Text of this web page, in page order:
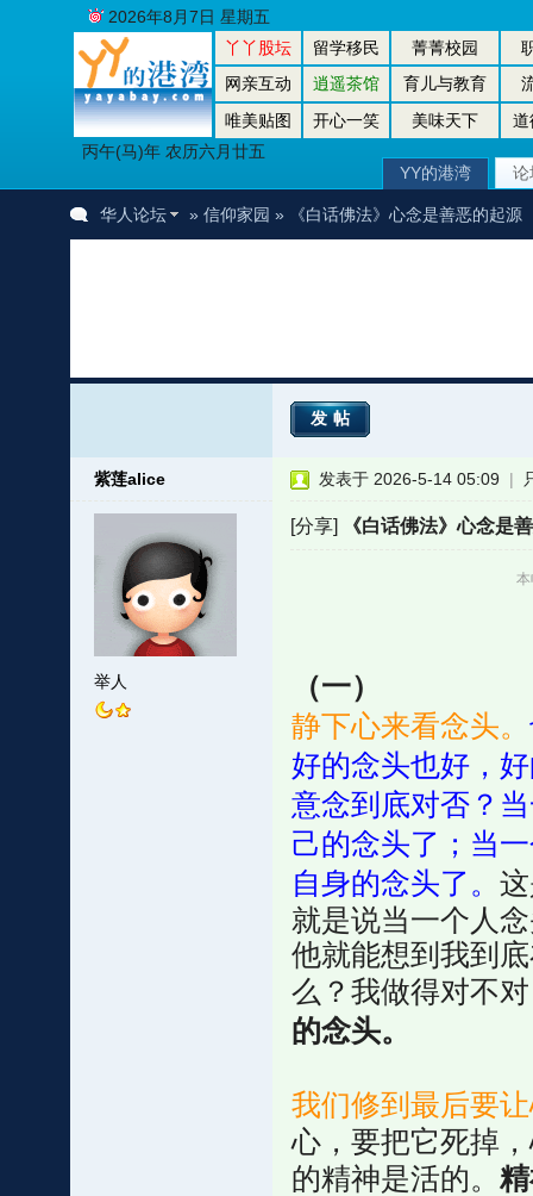
丫丫股坛 留学移民 菁菁校园
网亲互动
逍遥茶馆 育儿与教育
唯美贴图
开心一笑 美味天下
道
丙午(马)年 农历六月廿五
2026年8月7日 星期五
YY的港湾 论
华人论坛 » 信仰家园 » 《白话佛法》心念是善恶的起源
发帖
紫莲alice
举人
发表于 2026-5-14 05:09 |
[分享]《白话佛法》心念是
（一）
静下心来看念头。
好的念头也好，
意念到底对否？
己的念头了；当
自身的念头了。
就是说当一个人
他就能想到我到
么？我做得对不
的念头。
我们修到最后要
心，要把它死掉
的精神是活的。